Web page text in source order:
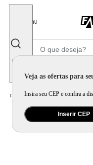
Menu
Veja as ofertas para
Insira seu CEP e confira a
Inserir CEP
Home Áudio / Fone de Ouvido